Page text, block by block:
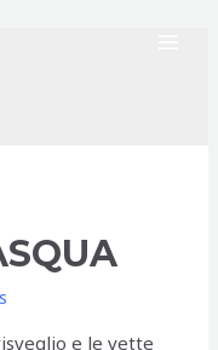
e le vette